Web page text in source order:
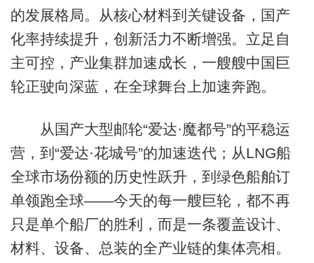
的发展格局。从核心材料到关键设备，国产
化率持续提升，创新活力不断增强。立足自
主可控，产业集群加速成长，一艘艘中国巨
轮正驶向深蓝，在全球舞台上加速奔跑。
从国产大型邮轮“爱达·魔都号”的平稳运
营，到“爱达·花城号”的加速迭代；从LNG船
全球市场份额的历史性跃升，到绿色船舶订
单领跑全球——今天的每一艘巨轮，都不再
只是单个船厂的胜利，而是一条覆盖设计、
材料、设备、总装的全产业链的集体亮相。